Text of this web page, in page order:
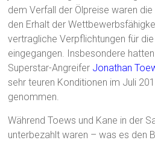
dem Verfall der Ölpreise waren
den Erhalt der
vertragliche Verpflichtungen für
eingegangen. Insbesondere
Superstar-Angreifer Jonathan
sehr teuren Konditionen im Juli
genommen.
Während Toews und Kane in der
unterbezahlt waren – was es den